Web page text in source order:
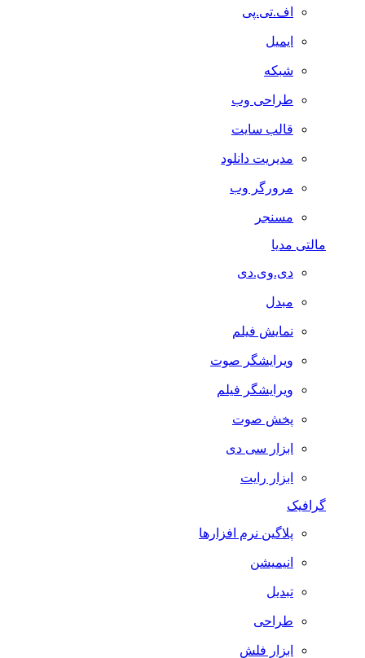
اف.تی.پی
ایمیل
شبکه
طراحی وب
قالب سایت
مدیریت دانلود
مرورگر وب
مسنجر
مالتی مدیا
دی.وی.دی
مبدل
نمایش فیلم
ویرایشگر صوت
ویرایشگر فیلم
پخش صوت
ابزار سی دی
ابزار رایت
گرافیک
پلاگین نرم افزارها
انیمیشن
تبدیل
طراحی
ابزار فلش